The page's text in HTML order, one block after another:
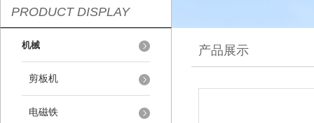
PRODUCT DISPLAY
机械
剪板机
电磁铁
产品展示